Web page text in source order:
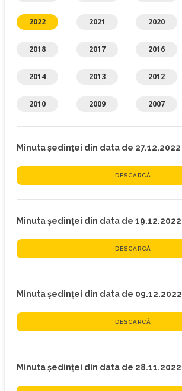
2022 2021 2020
2018 2017 2016
2014 2013 2012
2010 2009 2007
Minuta ședinței din data de 27.12.2022
DESCARCĂ
Minuta ședinței din data de 19.12.2022
DESCARCĂ
Minuta ședinței din data de 09.12.2022
DESCARCĂ
Minuta ședinței din data de 28.11.2022